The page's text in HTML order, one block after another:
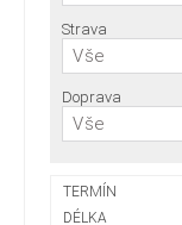
Strava
Vše
Doprava
Vše